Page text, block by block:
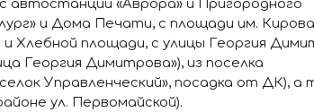
автостанции «Аврора» и Пригородного
и Дома Печати, с площади им. Кирова
и Хлебной площади, с улицы Георгия
Георгия Димитрова»), из поселка
Управленческий», посадка от ДК), а
ул. Первомайской).